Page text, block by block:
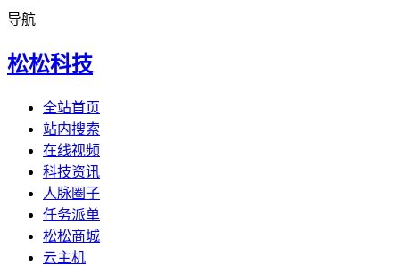
导航
松松科技
全站首页
站内搜索
在线视频
科技资讯
人脉圈子
任务派单
松松商城
云主机